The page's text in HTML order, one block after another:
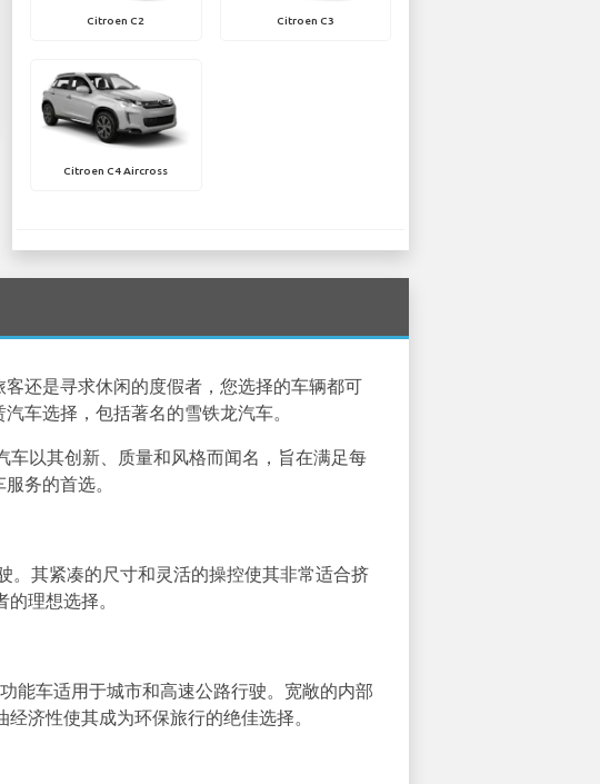
Citroen C2 Citroen C3
Citroen C4 Aircross
还是寻求休闲的度假者，您选择的车辆都可
车选择，包括著名的雪铁龙汽车。
以其创新、质量和风格而闻名，旨在满足每
务的首选。
。其紧凑的尺寸和灵活的操控使其非常适合挤
理想选择。
能车适用于城市和高速公路行驶。宽敞的内部
济性使其成为环保旅行的绝佳选择。